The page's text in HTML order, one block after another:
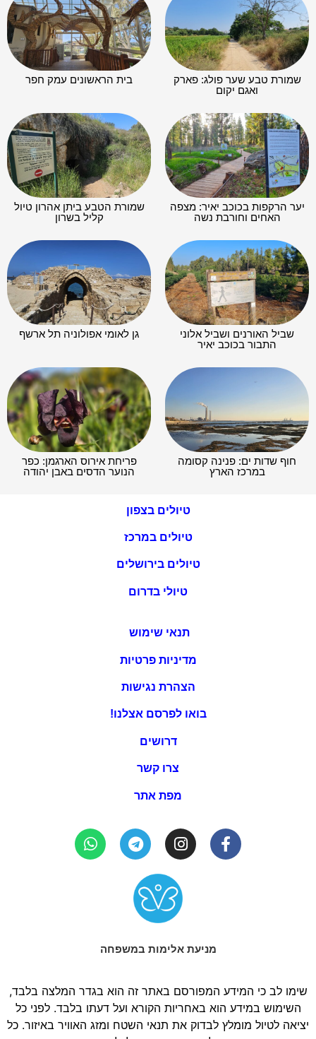
שמורת טבע שער פולג: פארק
ואגם יקום
בית הראשונים עמק חפר
יער הרקפות בכוכב יאיר: מצפה
האחים וחורבת נשה
שמורת הטבע ביתן אהרון טיול
קליל בשרון
שביל האורנים ושביל אלוני
התבור בכוכב יאיר
גן לאומי אפולוניה תל ארשף
חוף שדות ים: פנינה קסומה
במרכז הארץ
פריחת אירוס הארגמן: כפר
הנוער הדסים באבן יהודה
טיולים בצפון
טיולים במרכז
טיולים בירושלים
טיולי בדרום
תנאי שימוש
מדיניות פרטיות
הצהרת נגישות
בואו לפרסם אצלנו!
דרושים
צרו קשר
מפת אתר
מניעת אלימות במשפחה
שימו לב כי המידע המפורסם באתר זה הוא בגדר המלצה בלבד,
השימוש במידע הוא באחריות הקורא ועל דעתו בלבד. לפני כל
יציאה לטיול מומלץ לבדוק את תנאי השטח ומזג האוויר באיזור. כל